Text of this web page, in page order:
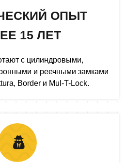
ОПЫТ
15 ЛЕТ
с цилиндровыми,
и реечными замками
Border и Mul-T-Lock.